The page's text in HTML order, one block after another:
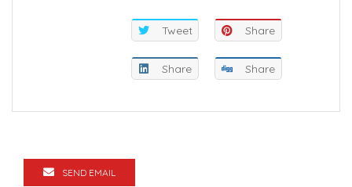
Tweet Share
Share Share
SEND EMAIL